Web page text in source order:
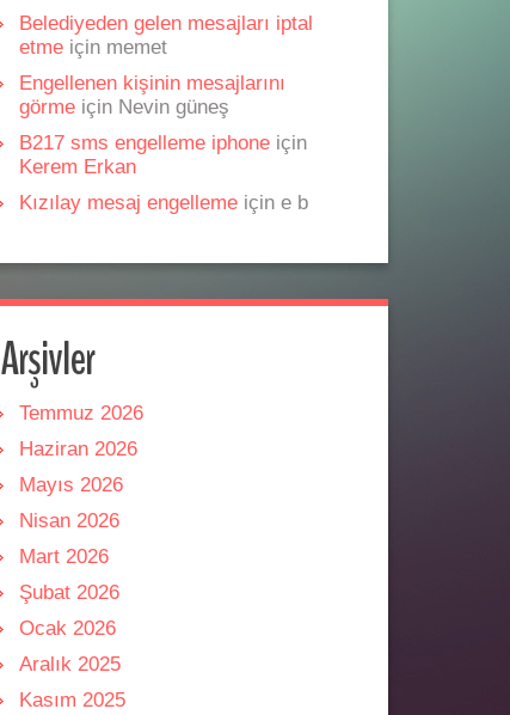
Belediyeden gelen mesajları iptal
etme için memet
Engellenen kişinin mesajlarını
görme için Nevin güneş
B217 sms engelleme iphone için
Kerem Erkan
Kızılay mesaj engelleme için e b
Arşivler
Temmuz 2026
Haziran 2026
Mayıs 2026
Nisan 2026
Mart 2026
Şubat 2026
Ocak 2026
Aralık 2025
Kasım 2025